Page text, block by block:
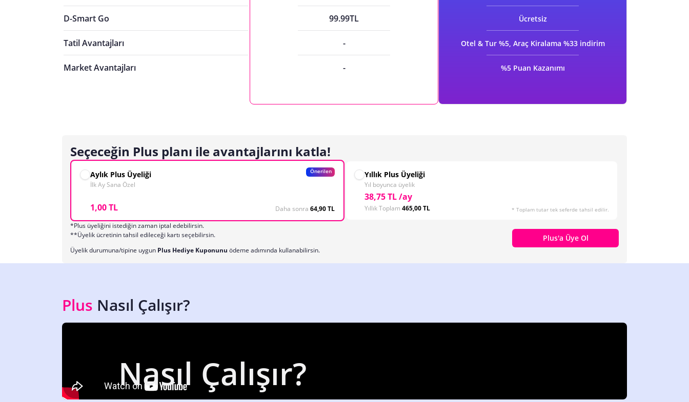
D-Smart Go
Tatil Avantajları
Market Avantajları
99.99TL
-
-
Ücretsiz
Otel & Tur %5, Araç Kiralama %33 indirim
%5 Puan Kazanımı
Seçeceğin Plus planı ile avantajlarını katla!
Aylık Plus Üyeliği
İlk Ay Sana Özel
1,00 TL
Önerilen
Daha sonra 64,90 TL
Yıllık Plus Üyeliği
Yıl boyunca üyelik
38,75 TL /ay
Yıllık Toplam 465,00 TL * Toplam tutar tek seferde tahsil edilir.
*Plus üyeliğini istediğin zaman iptal edebilirsin.
**Üyelik ücretinin tahsil edileceği kartı seçebilirsin.
Üyelik durumuna/tipine uygun Plus Hediye Kuponunu ödeme adımında kullanabilirsin.
Plus'a Üye Ol
Plus Nasıl Çalışır?
Nasıl Çalışır?